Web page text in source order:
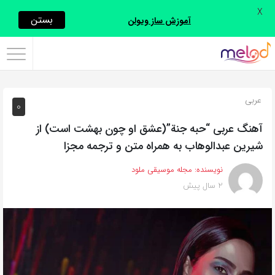
اشتراک
با
روش‌های
زیر
این
صفحه
را
دوستان
0 عربی
آهنگ عربی “حبه جنة”(عشق او چون بهشت است) از
شیرین عبدالوهاب به همراه متن و ترجمه مجزا
نویسنده: مجله موسیقی ملود
2 سال پیش
آموزش ساز ویولن بستن X